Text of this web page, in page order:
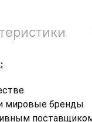
мировые бренды